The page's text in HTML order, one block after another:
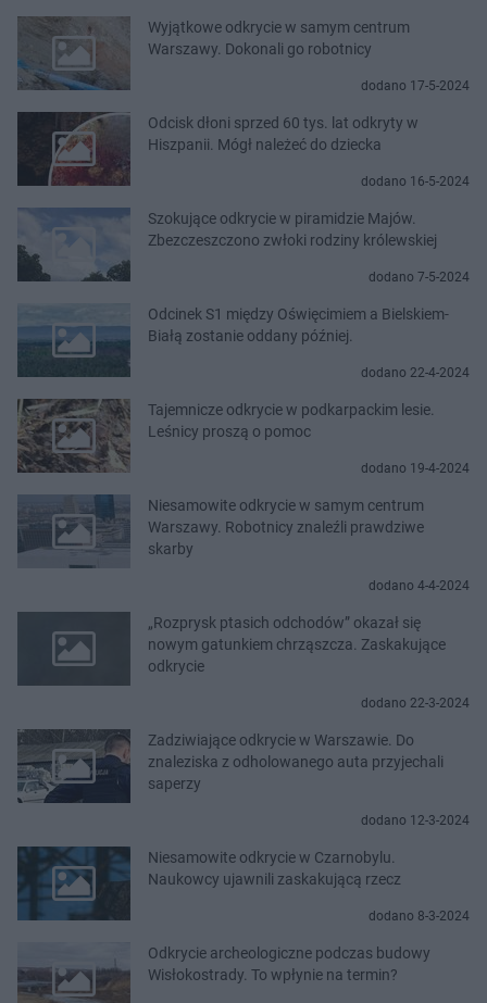
Wyjątkowe odkrycie w samym centrum
Warszawy. Dokonali go robotnicy
dodano 17-5-2024
Odcisk dłoni sprzed 60 tys. lat odkryty w
Hiszpanii. Mógł należeć do dziecka
dodano 16-5-2024
Szokujące odkrycie w piramidzie Majów.
Zbezczeszczono zwłoki rodziny królewskiej
dodano 7-5-2024
Odcinek S1 między Oświęcimiem a Bielskiem-
Białą zostanie oddany później.
dodano 22-4-2024
Tajemnicze odkrycie w podkarpackim lesie.
Leśnicy proszą o pomoc
dodano 19-4-2024
Niesamowite odkrycie w samym centrum
Warszawy. Robotnicy znaleźli prawdziwe
skarby
dodano 4-4-2024
„Rozprysk ptasich odchodów” okazał się
nowym gatunkiem chrząszcza. Zaskakujące
odkrycie
dodano 22-3-2024
Zadziwiające odkrycie w Warszawie. Do
znaleziska z odholowanego auta przyjechali
saperzy
dodano 12-3-2024
Niesamowite odkrycie w Czarnobylu.
Naukowcy ujawnili zaskakującą rzecz
dodano 8-3-2024
Odkrycie archeologiczne podczas budowy
Wisłokostrady. To wpłynie na termin?